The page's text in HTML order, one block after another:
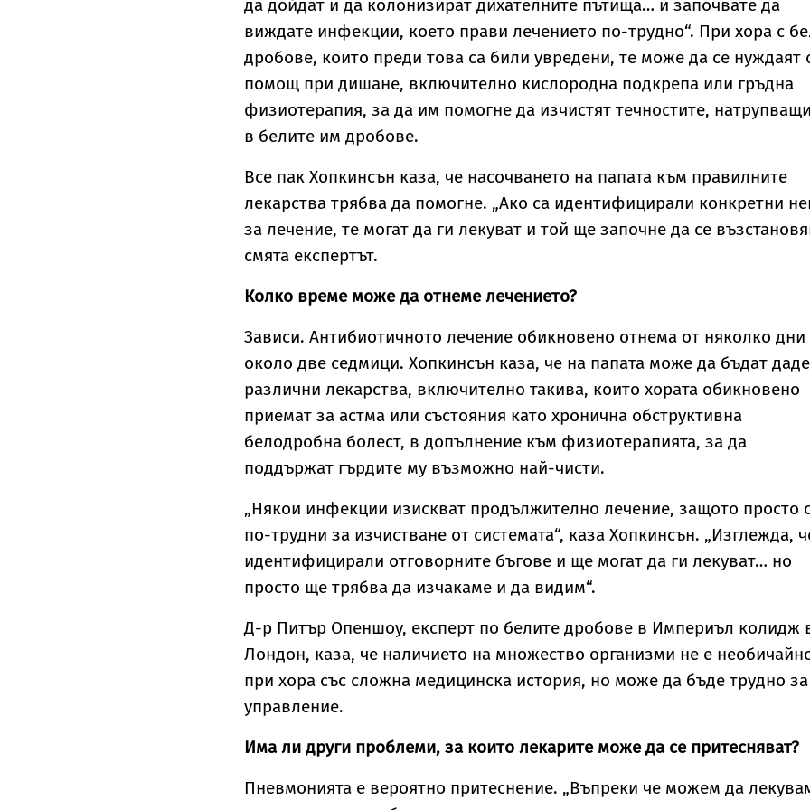
да дойдат и да колонизират дихателните пътища… и започвате да
виждате инфекции, което прави лечението по-трудно“. При хора с
дробове, които преди това са били увредени, те може да се нуждаят
помощ при дишане, включително кислородна подкрепа или гръдна
физиотерапия, за да им помогне да изчистят течностите,
в белите им дробове.
Все пак Хопкинсън каза, че насочването на папата към правилните
лекарства трябва да помогне. „Ако са идентифицирали конкретни
за лечение, те могат да ги лекуват и той ще започне да се
смята експертът.
Колко време може да отнеме лечението?
Зависи. Антибиотичното лечение обикновено отнема от няколко дни
около две седмици. Хопкинсън каза, че на папата може да бъдат
различни лекарства, включително такива, които хората обикновено
приемат за астма или състояния като хронична обструктивна
белодробна болест, в допълнение към физиотерапията, за да
поддържат гърдите му възможно най-чисти.
„Някои инфекции изискват продължително лечение, защото просто
по-трудни за изчистване от системата“, каза Хопкинсън. „Изглежда,
идентифицирали отговорните бъгове и ще могат да ги лекуват… но
просто ще трябва да изчакаме и да видим“.
Д-р Питър Опеншоу, експерт по белите дробове в Империъл колидж
Лондон, каза, че наличието на множество организми не е
при хора със сложна медицинска история, но може да бъде трудно за
управление.
Има ли други проблеми, за които лекарите може да се притесняват?
Пневмонията е вероятно притеснение. „Въпреки че можем да